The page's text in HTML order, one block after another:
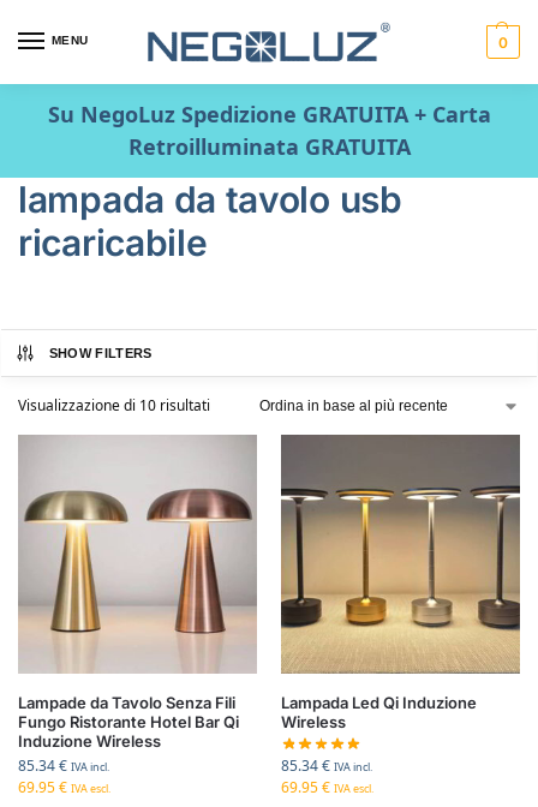
MENU 0
Su NegoLuz Spedizione GRATUITA + Carta
Retroilluminata GRATUITA
lampada da tavolo usb
ricaricabile
SHOW FILTERS
Visualizzazione di 10 risultati
Lampade da Tavolo Senza Fili
Fungo Ristorante Hotel Bar Qi
Induzione Wireless
85.34€ IVA incl.
69.95€ IVA escl.
Lampada Led Qi Induzione
Wireless
85.34€ IVA incl.
69.95€ IVA escl.